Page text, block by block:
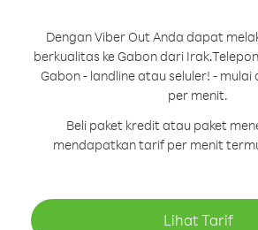
Dengan Viber Out Anda dapat
berkualitas ke Gabon dari Irak.
Gabon - landline atau seluler! - mulai
per menit.
Beli paket kredit atau paket
mendapatkan tarif per menit
Lihat Tarif